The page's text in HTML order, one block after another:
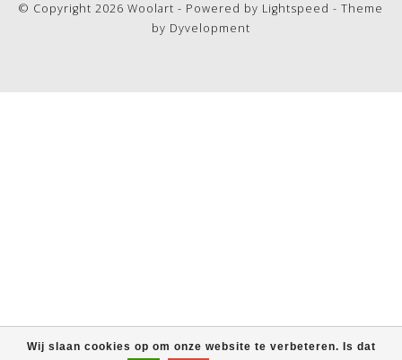
Wij slaan cookies op om onze website te verbeteren. Is dat
© Copyright 2026 Woolart - Powered by Lightspeed - Theme
by Dyvelopment